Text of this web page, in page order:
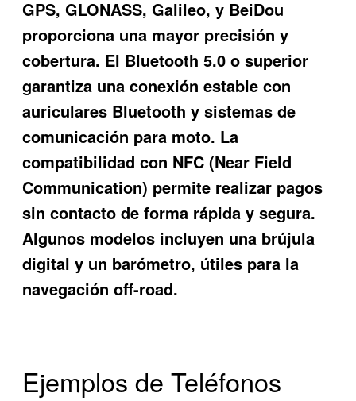
GPS, GLONASS, Galileo, y BeiDou
proporciona una mayor precisión y
cobertura. El Bluetooth 5.0 o superior
garantiza una conexión estable con
auriculares Bluetooth y sistemas de
comunicación para moto. La
compatibilidad con NFC (Near Field
Communication) permite realizar pagos
sin contacto de forma rápida y segura.
Algunos modelos incluyen una brújula
digital y un barómetro, útiles para la
navegación off-road.
Ejemplos de Teléfonos